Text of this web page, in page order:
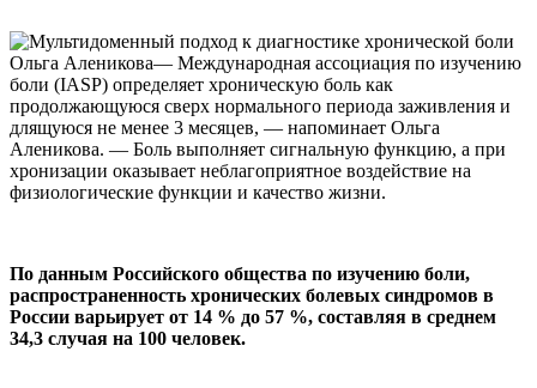
Ольга Аленикова— Международная ассоциация по изучению
боли (IASP) определяет хроническую боль как
продолжающуюся сверх нормального периода заживления и
длящуюся не менее 3 месяцев, — напоминает Ольга
Аленикова. — Боль выполняет сигнальную функцию, а при
хронизации оказывает неблагоприятное воздействие на
физиологические функции и качество жизни.
По данным Российского общества по изучению боли,
распространенность хронических болевых синдромов в
России варьирует от 14 % до 57 %, составляя в среднем
34,3 случая на 100 человек.